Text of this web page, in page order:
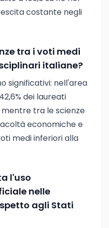
costante negli
tra i voti medi
italiane?
significativi: nell'area
dei laureati
tra le scienze
economiche e
medi inferiori alla
l'uso
nelle
agli Stati